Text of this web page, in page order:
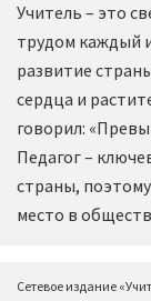
Учитель – это
трудом каждый
развитие
сердца и
говорил:
Педагог –
страны,
место в
Сетевое издание